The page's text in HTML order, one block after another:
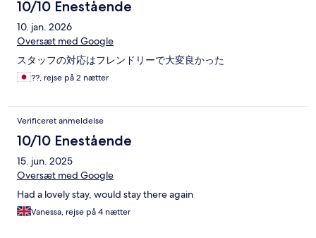
10/10 Enestående
10. jan. 2026
Oversæt med Google
スタッフの対応はフレンドリーで大変良かった
??, rejse på 2 nætter
Verificeret anmeldelse
10/10 Enestående
15. jun. 2025
Oversæt med Google
Had a lovely stay, would stay there again
Vanessa, rejse på 4 nætter